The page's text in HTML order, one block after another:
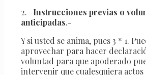
2.- Instrucciones previas o
anticipadas.-
Y si usted se anima, pues 3 * 1.
aprovechar para hacer
voluntad para que apoderado
intervenir que cualesquiera actos